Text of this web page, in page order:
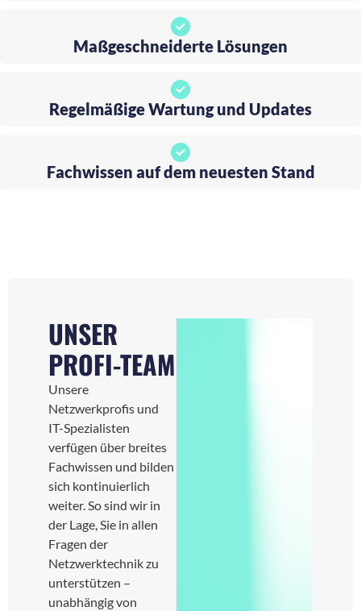
Maßgeschneiderte Lösungen
Regelmäßige Wartung und Updates
Fachwissen auf dem neuesten Stand
UNSER
PROFI-TEAM
Unsere
Netzwerkprofis und
IT-Spezialisten
verfügen über breites
Fachwissen und bilden
sich kontinuierlich
weiter. So sind wir in
der Lage, Sie in allen
Fragen der
Netzwerktechnik zu
unterstützen –
unabhängig von